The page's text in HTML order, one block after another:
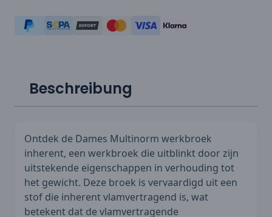
Beschreibung
Ontdek de Dames Multinorm werkbroek
inherent, een werkbroek die uitblinkt door zijn
uitstekende eigenschappen in verhouding tot
het gewicht. Deze broek is vervaardigd uit een
stof die inherent vlamvertragend is, wat
betekent dat de vlamvertragende